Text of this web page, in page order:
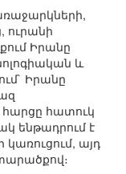
ուրանի
Իրանը
և
Իրանը
հատուկ
ենթադրում է
այդ